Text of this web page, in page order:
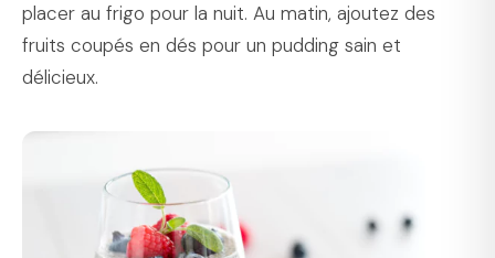
placer au frigo pour la nuit. Au matin, ajoutez des
fruits coupés en dés pour un pudding sain et
délicieux.